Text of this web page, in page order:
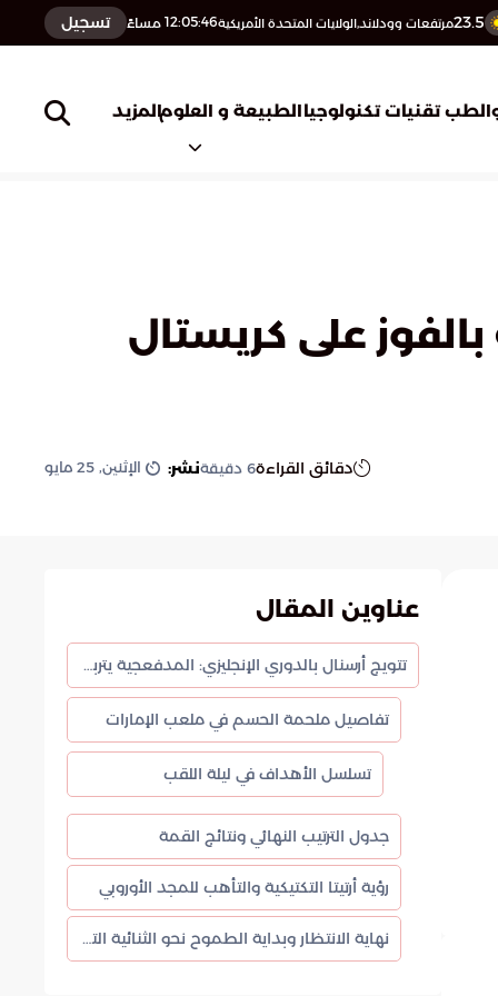
23.5مرتفعات وودلاند,الولايات المتحدة الأمريكية12:05:47 مساءً تسجيل
تقنيات تكنولوجياالطبيعة و العلومالمزيد
على كريستال
دقائق القراءة6 دقيقةنشر: الإثنين, 25 مايو
عناوين المقال
تتويج أرسنال بالدوري الإنجليزي: المدفعجية يتربعون على عرش “البريميرليج” بعد صيام طويل
تفاصيل ملحمة الحسم في ملعب الإمارات
تسلسل الأهداف في ليلة اللقب
جدول الترتيب النهائي ونتائج القمة
رؤية أرتيتا التكتيكية والتأهب للمجد الأوروبي
نهاية الانتظار وبداية الطموح نحو الثنائية التاريخية